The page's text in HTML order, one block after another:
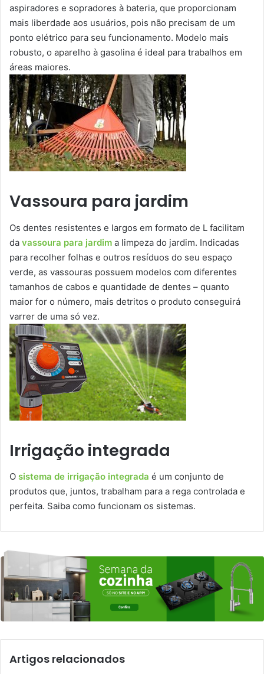
aspiradores e sopradores à bateria, que proporcionam
mais liberdade aos usuários, pois não precisam de um
ponto elétrico para seu funcionamento. Modelo mais
robusto, o aparelho à gasolina é ideal para trabalhos em
áreas maiores.
Vassoura para jardim
Os dentes resistentes e largos em formato de L facilitam
da vassoura para jardim a limpeza do jardim. Indicadas
para recolher folhas e outros resíduos do seu espaço
verde, as vassouras possuem modelos com diferentes
tamanhos de cabos e quantidade de dentes – quanto
maior for o número, mais detritos o produto conseguirá
varrer de uma só vez.
Irrigação integrada
O sistema de irrigação integrada é um conjunto de
produtos que, juntos, trabalham para a rega controlada e
perfeita. Saiba como funcionam os sistemas.
Artigos relacionados